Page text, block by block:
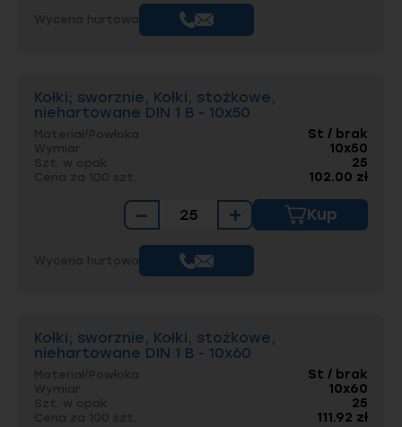
Kołki; sworznie, Kołki, stożkowe,
niehartowane DIN 1 B - 10x50
St / brak
10x50
25
102.00 zł
− + Kup
Kołki; sworznie, Kołki, stożkowe,
niehartowane DIN 1 B - 10x60
St / brak
10x60
25
111.92 zł